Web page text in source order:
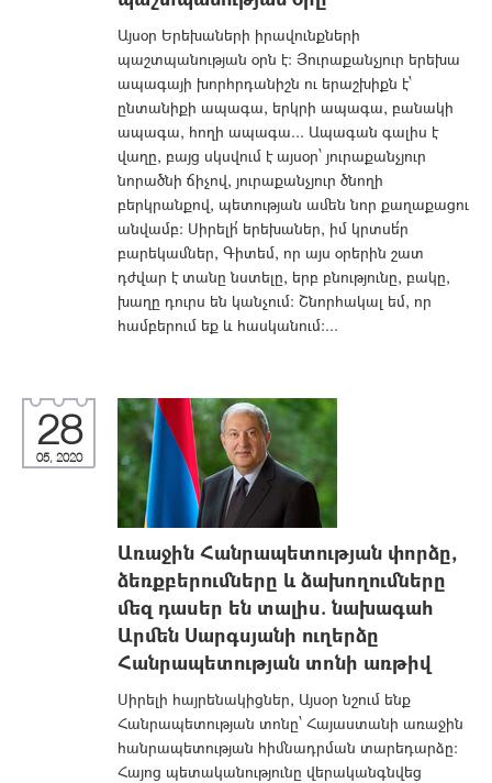
Այսօր Երեխաների իրավունքների
պաշտպանության օրն է: Յուրաքանչյուր երեխա
ապագայի խորհրդանիշն ու երաշխիքն է՝
ընտանիքի ապագա, երկրի ապագա, բանակի
ապագա, հողի ապագա... Ապագան գալիս է
վաղը, բայց սկսվում է այսօր՝ յուրաքանչյուր
նորածնի ճիչով, յուրաքանչյուր ծնողի
բերկրանքով, պետության ամեն նոր քաղաքացու
անվամբ: Սիրելի՛ երեխաներ, իմ կրտսե՛ր
բարեկամներ, Գիտեմ, որ այս օրերին շատ
դժվար է տանը նստելը, երբ բնությունը, բակը,
խաղը դուրս են կանչում: Շնորհակալ եմ, որ
համբերում եք և հասկանում:...
28
05, 2020
Առաջին Հանրապետության փորձը,
ձեռքբերումները և ձախողումները
մեզ դասեր են տալիս. նախագահ
Արմեն Սարգսյանի ուղերձը
Հանրապետության տոնի առթիվ
Սիրելի հայրենակիցներ, Այսօր նշում ենք
Հանրապետության տոնը՝ Հայաստանի առաջին
հանրապետության հիմնադրման տարեդարձը:
Հայոց պետականությունը վերականգնվեց